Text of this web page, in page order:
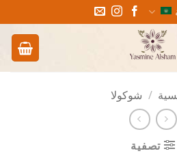
/ شوكولا
تصفية